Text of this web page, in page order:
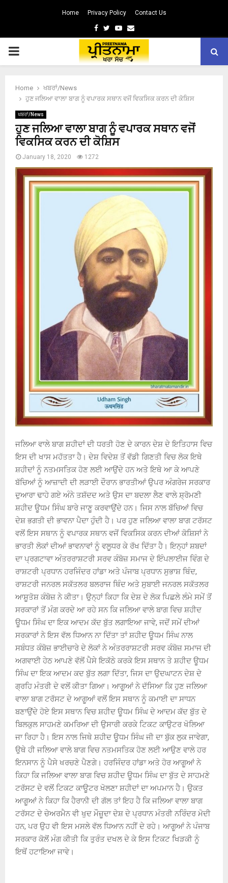
Home Privacy Policy Contact Us
Facebook
TwitterYoutube
Email
PRIMARY
Home
ਖਬਰਾਂ/News
ਹੁਣ ਜਲਿਆ ਵਾਲਾ ਬਾਗ ਨੂੰ ਵਪਾਰਕ ਸਥਾਨ ਵਜੋਂ ਵਿਕਸਿਕ ਕਰਨ ਦੀ ਕੋਸ਼ਿਸ
ਖਬਰਾਂ/News
ਹੁਣ ਜਲਿਆ ਵਾਲਾ ਬਾਗ ਨੂੰ ਵਪਾਰਕ ਸਥਾਨ ਵਜੋਂ
ਵਿਕਸਿਕ ਕਰਨ ਦੀ ਕੋਸ਼ਿਸ
January 18, 2020 1272
ਜਲਿਆ ਵਾਲੇ ਬਾਗ ਸ਼ਹੀਦਾਂ ਦੀ ਧਰਤੀ ਹੋਣ ਦੇ ਕਾਰਨ ਦੇਸ਼ ਦੇ ਇਤਿਹਾਸ ਵਿਚ
ਇਸ ਦੀ ਖਾਸ ਮਹੱਤਤਾ ਹੈ। ਦੇਸ਼ ਵਿਦੇਸ਼ ਤੋਂ ਵੱਡੀ ਗਿਣਤੀ ਵਿਚ ਲੋਕ ਇਥੇ
ਸ਼ਹੀਦਾਂ ਨੂੰ ਨਤਮਸਤਿਕ ਹੋਣ ਲਈ ਆਉਂਦੇ ਹਨ ਅਤੇ ਇਥੇ ਆ ਕੇ ਆਪਣੇ
ਬੱਚਿਆਂ ਨੂੰ ਆਜ਼ਾਦੀ ਦੀ ਲੜਾਈ ਦੌਰਾਨ ਭਾਰਤੀਆਂ ਉਪਰ ਅੰਗਰੇਜ ਸਰਕਾਰ
ਦੁਆਰਾ ਢਾਹੇ ਗਏ ਅੰਨੇ ਤਸ਼ੱਦਦ ਅਤੇ ਉਸ ਦਾ ਬਦਲਾ ਲੈਣ ਵਾਲੇ ਸ਼੍ਰੋਮਣੀ
ਸ਼ਹੀਦ ਊਧਮ ਸਿੰਘ ਬਾਰੇ ਜਾਣੂ ਕਰਵਾਉਂਦੇ ਹਨ। ਜਿਸ ਨਾਲ ਬੱਚਿਆਂ ਵਿਚ
ਦੇਸ਼ ਭਗਤੀ ਦੀ ਭਾਵਨਾ ਪੈਦਾ ਹੁੰਦੀ ਹੈ। ਪਰ ਹੁਣ ਜਲਿਆ ਵਾਲਾ ਬਾਗ ਟਰੱਸਟ
ਵਲੋਂ ਇਸ ਸਥਾਨ ਨੂੰ ਵਪਾਰਕ ਸਥਾਨ ਵਜੋਂ ਵਿਕਸਿਕ ਕਰਨ ਦੀਆਂ ਕੋਸ਼ਿਸਾਂ ਨੇ
ਭਾਰਤੀ ਲੋਕਾਂ ਦੀਆਂ ਭਾਵਨਾਵਾਂ ਨੂੰ ਵਲੂਧਰ ਕੇ ਰੱਖ ਦਿੱਤਾ ਹੈ। ਇਨ੍ਹਾਂ ਸ਼ਬਦਾਂ
ਦਾ ਪ੍ਰਗਟਾਵਾ ਅੰਤਰਰਾਸ਼ਟਰੀ ਸਰਵ ਕੰਬੋਜ਼ ਸਮਾਜ ਦੇ ਇੰਪਲਾਈਜ ਵਿੰਗ ਦੇ
ਰਾਸ਼ਟਰੀ ਪ੍ਰਧਾਨ ਹਰਜਿੰਦਰ ਹਾਂਡਾ ਅਤੇ ਪੰਜਾਬ ਪ੍ਰਧਾਨ ਸੁਭਾਸ਼ ਥਿੰਦ,
ਰਾਸ਼ਟਰੀ ਜਨਰਲ ਸਕੱਤਲਰ ਬਲਰਾਜ ਥਿੰਦ ਅਤੇ ਸੁਬਾਈ ਜਨਰਲ ਸਕੱਤਲਰ
ਆਸ਼ੂਤੋਸ਼ ਕੰਬੋਜ਼ ਨੇ ਕੀਤਾ। ਉਨ੍ਹਾਂ ਕਿਹਾ ਕਿ ਦੇਸ਼ ਦੇ ਲੋਕ ਪਿਛਲੇ ਲੰਮੇ ਸਮੇਂ ਤੋਂ
ਸਰਕਾਰਾਂ ਤੋਂ ਮੰਗ ਕਰਦੇ ਆ ਰਹੇ ਸਨ ਕਿ ਜਲਿਆ ਵਾਲੇ ਬਾਗ ਵਿਚ ਸ਼ਹੀਦ
ਊਧਮ ਸਿੰਘ ਦਾ ਇਕ ਆਦਮ ਕੱਦ ਬੁੱਤ ਲਗਾਇਆ ਜਾਵੇ, ਜਦੋਂ ਸਮੇਂ ਦੀਆਂ
ਸਰਕਾਰਾਂ ਨੇ ਇਸ ਵੱਲ ਧਿਆਨ ਨਾ ਦਿੱਤਾ ਤਾਂ ਸ਼ਹੀਦ ਊਧਮ ਸਿੰਘ ਨਾਲ
ਸਬੰਧਤ ਕੰਬੋਜ਼ ਭਾਈਚਾਰੇ ਦੇ ਲੋਕਾਂ ਨੇ ਅੰਤਰਰਾਸ਼ਟਰੀ ਸਰਵ ਕੰਬੋਜ਼ ਸਮਾਜ ਦੀ
ਅਗਵਾਈ ਹੇਠ ਆਪਣੇ ਵੱਲੋਂ ਪੈਸੇ ਇਕੱਠੇ ਕਰਕੇ ਇਸ ਸਥਾਨ ਤੇ ਸ਼ਹੀਦ ਊਧਮ
ਸਿੰਘ ਦਾ ਇਕ ਆਦਮ ਕਦ ਬੁੱਤ ਲਗਾ ਦਿੱਤਾ, ਜਿਸ ਦਾ ਉਦਘਾਟਨ ਦੇਸ਼ ਦੇ
ਗ੍ਰਹਿ ਮੰਤਰੀ ਦੇ ਵਲੋਂ ਕੀਤਾ ਗਿਆ। ਆਗੂਆਂ ਨੇ ਦੱਸਿਆ ਕਿ ਹੁਣ ਜਲਿਆ
ਵਾਲਾ ਬਾਗ ਟਰੱਸਟ ਦੇ ਆਗੂਆਂ ਵਲੋਂ ਇਸ ਸਥਾਨ ਨੂੰ ਕਮਾਈ ਦਾ ਸਾਧਨ
ਬਣਾਉਂਦੇ ਹੋਏ ਇਸ ਸਥਾਨ ਵਿਚ ਸ਼ਹੀਦ ਊਧਮ ਸਿੰਘ ਦੇ ਆਦਮ ਕੱਦ ਬੁੱਤ ਦੇ
ਬਿਲਕੁਲ ਸਾਹਮਣੇ ਕਮਰਿਆ ਦੀ ਉਸਾਰੀ ਕਰਕੇ ਟਿਕਟ ਕਾਉਟਰ ਖੋਲਿਆ
ਜਾ ਰਿਹਾ ਹੈ। ਇਸ ਨਾਲ ਜਿਥੇ ਸ਼ਹੀਦ ਊਧਮ ਸਿੰਘ ਜੀ ਦਾ ਬੁੱਕ ਲੁਕ ਜਾਵੇਗਾ,
ਉਥੇ ਹੀ ਜਲਿਆ ਵਾਲੇ ਬਾਗ ਵਿਚ ਨਤਮਸਤਿਕ ਹੋਣ ਲਈ ਆਉਣ ਵਾਲੇ ਹਰ
ਇਨਸਾਨ ਨੂੰ ਪੈਸੇ ਖਰਚਣੇ ਪੈਣਗੇ। ਹਰਜਿੰਦਰ ਹਾਂਡਾ ਅਤੇ ਹੋਰ ਆਗੂਆਂ ਨੇ
ਕਿਹਾ ਕਿ ਜਲਿਆ ਵਾਲਾ ਬਾਗ ਵਿਚ ਸ਼ਹੀਦ ਊਧਮ ਸਿੰਘ ਦਾ ਬੁੱਤ ਦੇ ਸਾਹਮਣੇ
ਟਰੱਸਟ ਦੇ ਵਲੋਂ ਟਿਕਟ ਕਾਊਟਰ ਖੋਲਣਾ ਸ਼ਹੀਦਾਂ ਦਾ ਅਪਮਾਨ ਹੈ। ਉਕਤ
ਆਗੂਆਂ ਨੇ ਕਿਹਾ ਕਿ ਹੈਰਾਨੀ ਦੀ ਗੱਲ ਤਾਂ ਇਹ ਹੈ ਕਿ ਜਲਿਆ ਵਾਲਾ ਬਾਗ
ਟਰੱਸਟ ਦੇ ਚੇਅਰਮੈਨ ਵੀ ਖੁਦ ਮੌਜ਼ੂਦਾ ਦੇਸ਼ ਦੇ ਪ੍ਰਧਾਨ ਮੰਤਰੀ ਨਰਿੰਦਰ ਮੋਦੀ
ਹਨ, ਪਰ ਉਹ ਵੀ ਇਸ ਮਸਲੇ ਵੱਲ ਧਿਆਨ ਨਹੀਂ ਦੇ ਰਹੇ। ਆਗੂਆਂ ਨੇ ਪੰਜਾਬ
ਸਰਕਾਰ ਕੋਲੋਂ ਮੰਗ ਕੀਤੀ ਕਿ ਤੁਰੰਤ ਦਖਲ ਦੇ ਕੇ ਇਸ ਟਿਕਟ ਖਿੜਕੀ ਨੂੰ
ਇਥੋਂ ਹਟਾਇਆ ਜਾਵੇ।